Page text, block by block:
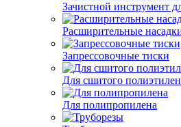
Зачистной инструмент
Расширительные
Запрессовочные тиски
Для сшитого
Для полипропилена